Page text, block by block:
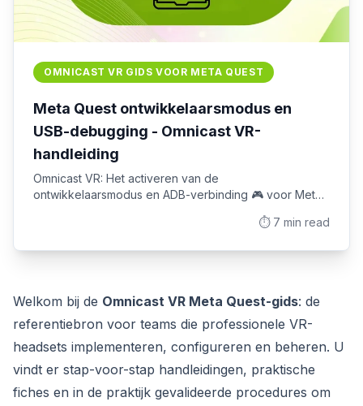
OMNICAST VR GIDS VOOR META QUEST
Meta Quest ontwikkelaarsmodus en
USB-debugging - Omnicast VR-
handleiding
Omnicast VR: Het activeren van de
ontwikkelaarsmodus en ADB-verbinding 🎮 voor Meta
Omnicast VR! In deze video laat VR Academie u zien
⏱️ 7 min read
Welkom bij de Omnicast VR Meta Quest-gids: de
referentiebron voor teams die professionele VR-
headsets implementeren, configureren en beheren. U
vindt er stap-voor-stap handleidingen, praktische
fiches en in de praktijk gevalideerde procedures om